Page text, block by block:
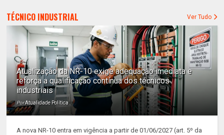
TÉCNICO INDUSTRIAL Ver Tudo
Atualização da NR-10 exige adequação imediata e
reforça a qualificação contínua dos técnicos
industriais
PorAtualidade Política
A nova NR-10 entra em vigência a partir de 01/06/2027 (art. 5º da